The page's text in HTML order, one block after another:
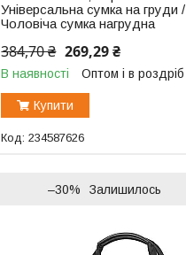
Універсальна сумка на груди /
Чоловіча сумка нагрудна
384,70 ₴ 269,29 ₴
В наявності Оптом і в роздріб
Купити
234587626
–30% Залишилось